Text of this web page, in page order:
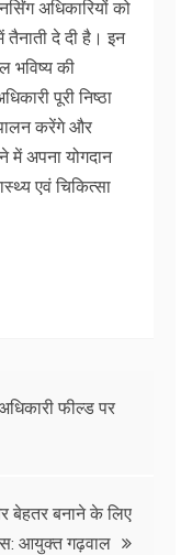
अधिकारियों को
तैनाती दे दी है। इन
भविष्य की
पूरी निष्ठा
पालन करेंगे और
अपना योगदान
एवं चिकित्सा
फील्ड पर
बेहतर बनाने के लिए
आयुक्त गढ़वाल